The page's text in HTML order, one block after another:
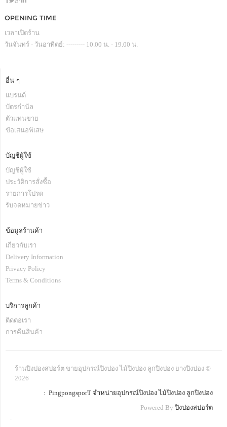
OPENING TIME
เวลาเปิดร้าน
วันจันทร์ - วันอาทิตย์: --------- 10.00 น. - 19.00 น.
อื่น ๆ
แบรนด์
บัตรกำนัล
ตัวแทนขาย
ข้อเสนอพิเสษ
บัญชีผู้ใช้
บัญชีผู้ใช้
ประวัติการสั่งซื้อ
รายการโปรด
รับจดหมายข่าว
ข้อมูลร้านค้า
เกี่ยวกับเรา
Delivery Information
Privacy Policy
Terms & Conditions
บริการลูกค้า
ติดต่อเรา
การคืนสินค้า
ร้านปิงปองสปอร์ต ขายอุปกรณ์ปิงปอง ไม้ปิงปอง ลูกปิงปอง ยางปิงปอง ©
2026
: PingpongsporT จำหน่ายอุปกรณ์ปิงปอง ไม้ปิงปอง ลูกปิงปอง
Powered By ปิงปองสปอร์ต